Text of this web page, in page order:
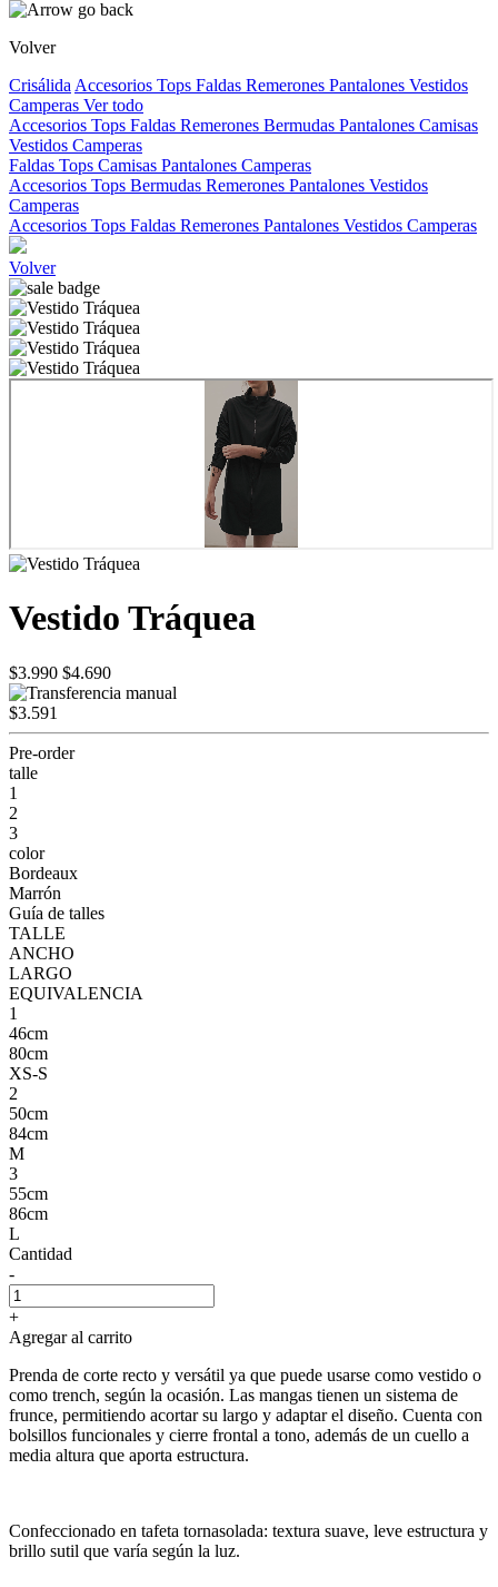
Volver
Crisálida Accesorios Tops Faldas Remerones Pantalones Vestidos
Camperas Ver todo
Accesorios Tops Faldas Remerones Bermudas Pantalones Camisas
Vestidos Camperas
Faldas Tops Camisas Pantalones Camperas
Accesorios Tops Bermudas Remerones Pantalones Vestidos
Camperas
Accesorios Tops Faldas Remerones Pantalones Vestidos Camperas
Volver
Vestido Tráquea
$3.990 $4.690
$3.591
Pre-order
talle
1
2
3
color
Bordeaux
Marrón
Guía de talles
TALLE
ANCHO
LARGO
EQUIVALENCIA
1
46cm
80cm
XS-S
2
50cm
84cm
M
3
55cm
86cm
L
Cantidad
-
+
Agregar al carrito
Prenda de corte recto y versátil ya que puede usarse como vestido o
como trench, según la ocasión. Las mangas tienen un sistema de
frunce, permitiendo acortar su largo y adaptar el diseño. Cuenta con
bolsillos funcionales y cierre frontal a tono, además de un cuello a
media altura que aporta estructura.
Confeccionado en tafeta tornasolada: textura suave, leve estructura y
brillo sutil que varía según la luz.